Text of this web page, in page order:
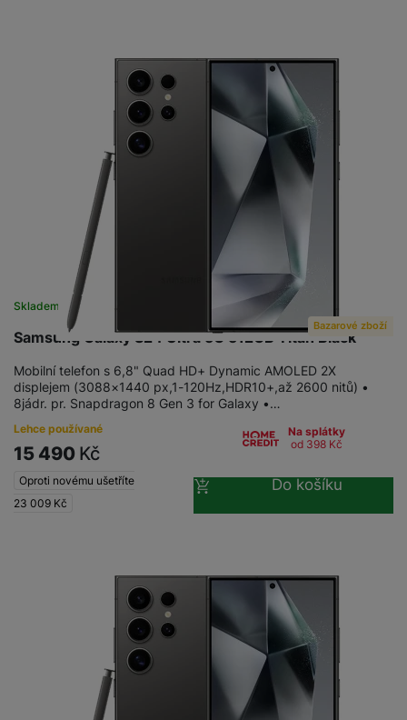
Samsung Galaxy S24 Ultra 5G 512GB Titan Black
Skladem na prodejně
Bazarové zboží
Mobilní telefon s 6,8" Quad HD+ Dynamic AMOLED 2X
displejem (3088×1440 px,1-120Hz,HDR10+,až 2600 nitů) •
8jádr. pr. Snapdragon 8 Gen 3 for Galaxy •…
Lehce používané
15 490 Kč
Oproti novému ušetříte
23 009 Kč
Na splátky
od 398 Kč
Do košíku